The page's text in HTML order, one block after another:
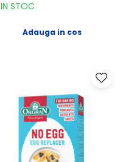
IN STOC
Adauga in cos